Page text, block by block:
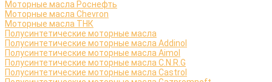
Моторные масла Роснефть
Моторные масла Сhevron
Моторные масла ТНК
Полусинтетические моторные масла
Полусинтетические моторные масла Addinol
Полусинтетические моторные масла Aimol
Полусинтетические моторные масла C.N.R.G
Полусинтетические моторные масла Castrol